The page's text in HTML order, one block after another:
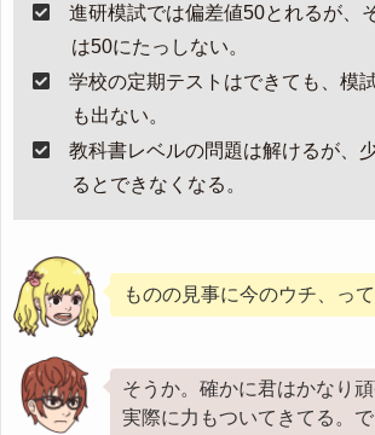
進研模試では偏差値50とれるが、
は50にたっしない。
学校の定期テストはできても、模
も出ない。
教科書レベルの問題は解けるが、
るとできなくなる。
ものの見事に今のウチ、って
そうか。確かに君はかなり頑
実際に力もついてきてる。